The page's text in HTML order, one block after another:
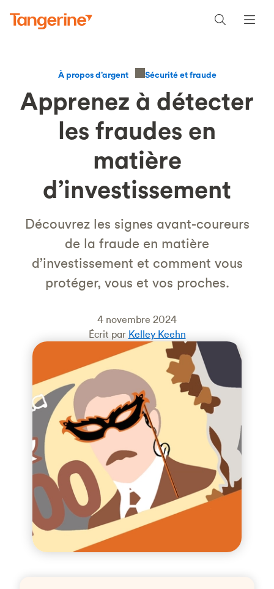
À propos d’argent Sécurité et fraude
Apprenez à détecter
les fraudes en
matière
d’investissement
Découvrez les signes avant-coureurs
de la fraude en matière
d’investissement et comment vous
protéger, vous et vos proches.
4 novembre 2024
Écrit par Kelley Keehn